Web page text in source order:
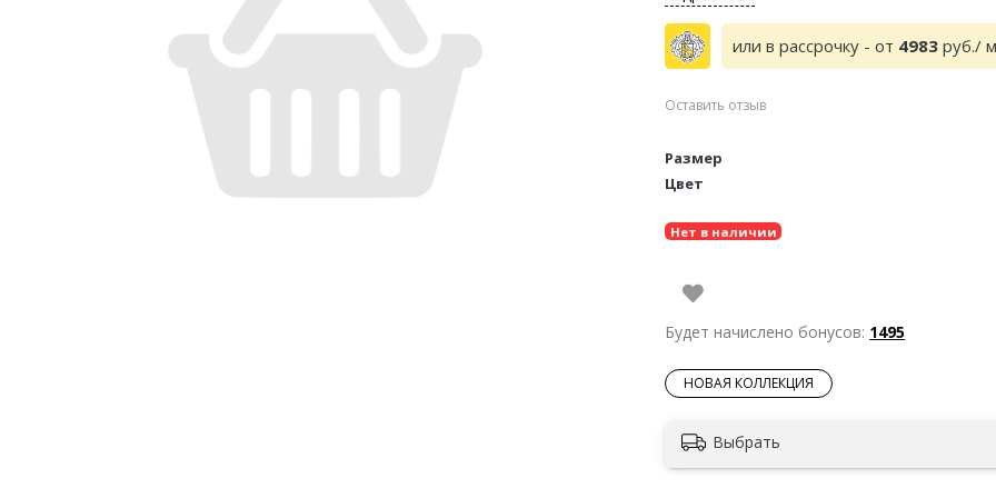
или в рассрочку - от 4983 руб./
Оставить отзыв
Размер
Цвет
Нет в наличии
Будет начислено бонусов: 1495
НОВАЯ КОЛЛЕКЦИЯ
Выбрать